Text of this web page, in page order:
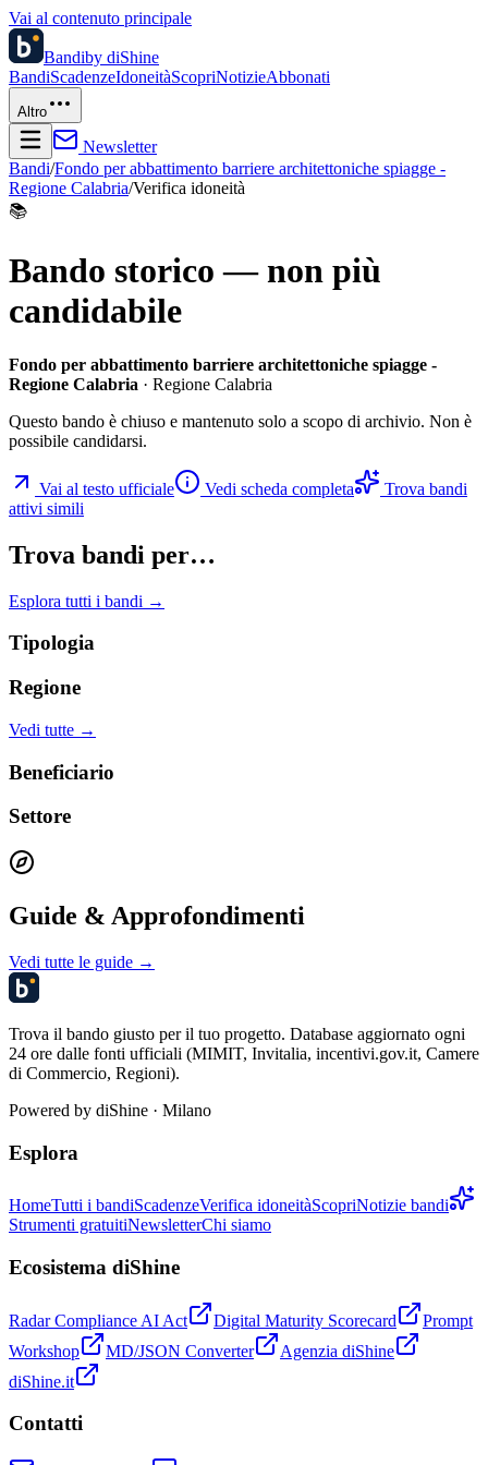
Vai al contenuto principale
Bandiby diShine
BandiScadenzeIdoneitàScopriNotizieAbbonati
Altro
Newsletter
Bandi/Fondo per abbattimento barriere architettoniche spiagge -
Regione Calabria/Verifica idoneità
📚
Bando storico — non più
candidabile
Fondo per abbattimento barriere architettoniche spiagge -
Regione Calabria · Regione Calabria
Questo bando è chiuso e mantenuto solo a scopo di archivio. Non è
possibile candidarsi.
Vai al testo ufficiale Vedi scheda completa
Trova bandi
attivi simili
Trova bandi per…
Esplora tutti i bandi →
Tipologia
Regione
Vedi tutte →
Beneficiario
Settore
Guide & Approfondimenti
Vedi tutte le guide →
Trova il bando giusto per il tuo progetto. Database aggiornato ogni
24 ore dalle fonti ufficiali (MIMIT, Invitalia, incentivi.gov.it, Camere
di Commercio, Regioni).
Powered by diShine · Milano
Esplora
HomeTutti i bandiScadenzeVerifica idoneitàScopriNotizie bandi
Strumenti gratuitiNewsletterChi siamo
Ecosistema diShine
Radar Compliance AI Act Digital Maturity Scorecard
Prompt
Workshop
MD/JSON Converter
Agenzia diShine
diShine.it
Contatti